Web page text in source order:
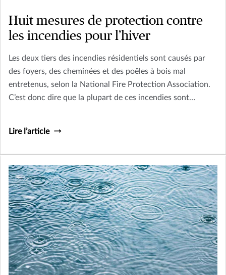
Huit mesures de protection contre
les incendies pour l’hiver
Les deux tiers des incendies résidentiels sont causés par
des foyers, des cheminées et des poêles à bois mal
entretenus, selon la National Fire Protection Association.
C’est donc dire que la plupart de ces incendies sont
Lire l’article